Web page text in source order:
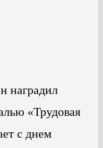
наградил
«Трудовая
с днем